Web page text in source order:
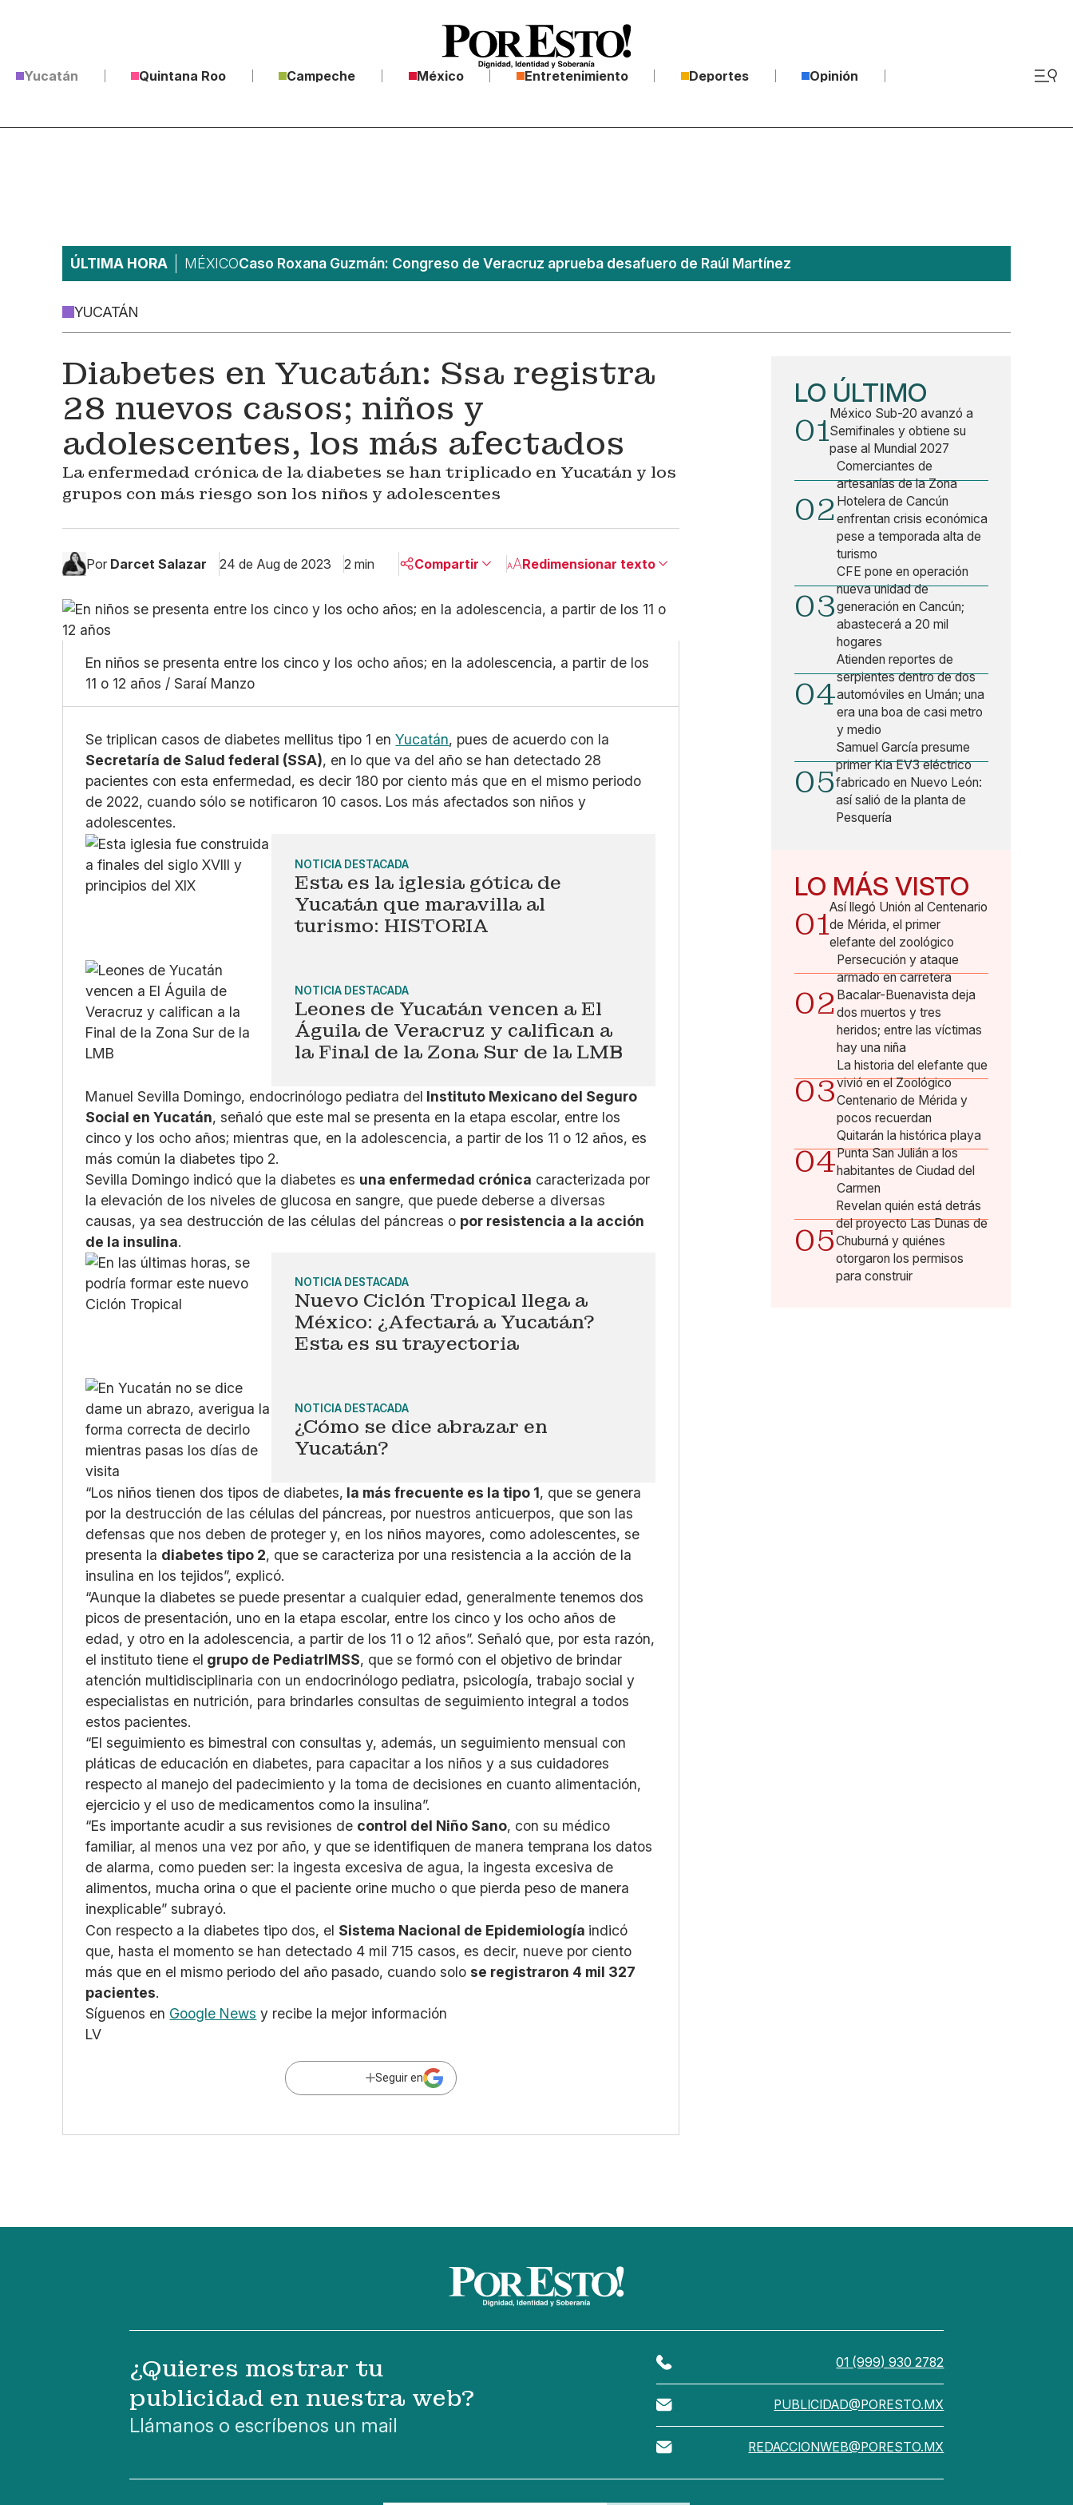
Yucatán Quintana Roo Campeche México Entretenimiento Deportes Opinión
ÚLTIMA HORA MÉXICOCaso Roxana Guzmán: Congreso de Veracruz aprueba desafuero de Raúl Martínez
YUCATÁN
Diabetes en Yucatán: Ssa registra
28 nuevos casos; niños y
adolescentes, los más afectados
La enfermedad crónica de la diabetes se han triplicado en Yucatán y los
grupos con más riesgo son los niños y adolescentes
Por Darcet Salazar 24 de Aug de 2023 2 min Compartir
Linkedin
Whatsapp
Redimensionar texto
Pequeño
En niños se presenta entre los cinco y los ocho años; en la adolescencia, a partir de los
11 o 12 años / Saraí Manzo
Se triplican casos de diabetes mellitus tipo 1 enYucatán, pues de acuerdo con la
Secretaría de Salud federal (SSA), en lo que va del año se han detectado 28
pacientes con esta enfermedad, es decir 180 por ciento más que en el mismo periodo
de 2022, cuando sólo se notificaron 10 casos. Los más afectados son niños y
adolescentes.
NOTICIA DESTACADA
Esta es la iglesia gótica de
Yucatán que maravilla al
turismo: HISTORIA
NOTICIA DESTACADA
Leones de Yucatán vencen a El
Águila de Veracruz y califican a
la Final de la Zona Sur de la LMB
Manuel Sevilla Domingo, endocrinólogo pediatra del Instituto Mexicano del Seguro
Social en Yucatán, señaló que este mal se presenta en la etapa escolar, entre los
cinco y los ocho años; mientras que, en la adolescencia, a partir de los 11 o 12 años, es
más común la diabetes tipo 2.
Sevilla Domingo indicó que la diabetes es una enfermedad crónica caracterizada por
la elevación de los niveles de glucosa en sangre, que puede deberse a diversas
causas, ya sea destrucción de las células del páncreas o por resistencia a la acción
de la insulina.
NOTICIA DESTACADA
Nuevo Ciclón Tropical llega a
México: ¿Afectará a Yucatán?
Esta es su trayectoria
NOTICIA DESTACADA
¿Cómo se dice abrazar en
Yucatán?
“Los niños tienen dos tipos de diabetes, la más frecuente es la tipo 1, que se genera
por la destrucción de las células del páncreas, por nuestros anticuerpos, que son las
defensas que nos deben de proteger y, en los niños mayores, como adolescentes, se
presenta la diabetes tipo 2, que se caracteriza por una resistencia a la acción de la
insulina en los tejidos”, explicó.
“Aunque la diabetes se puede presentar a cualquier edad, generalmente tenemos dos
picos de presentación, uno en la etapa escolar, entre los cinco y los ocho años de
edad, y otro en la adolescencia, a partir de los 11 o 12 años”. Señaló que, por esta razón,
el instituto tiene el grupo de PediatrIMSS, que se formó con el objetivo de brindar
atención multidisciplinaria con un endocrinólogo pediatra, psicología, trabajo social y
especialistas en nutrición, para brindarles consultas de seguimiento integral a todos
estos pacientes.
“El seguimiento es bimestral con consultas y, además, un seguimiento mensual con
pláticas de educación en diabetes, para capacitar a los niños y a sus cuidadores
respecto al manejo del padecimiento y la toma de decisiones en cuanto alimentación,
ejercicio y el uso de medicamentos como la insulina”.
“Es importante acudir a sus revisiones de control del Niño Sano, con su médico
familiar, al menos una vez por año, y que se identifiquen de manera temprana los datos
de alarma, como pueden ser: la ingesta excesiva de agua, la ingesta excesiva de
alimentos, mucha orina o que el paciente orine mucho o que pierda peso de manera
inexplicable” subrayó.
Con respecto a la diabetes tipo dos, el Sistema Nacional de Epidemiología indicó
que, hasta el momento se han detectado 4 mil 715 casos, es decir, nueve por ciento
más que en el mismo periodo del año pasado, cuando solo se registraron 4 mil 327
pacientes.
Síguenos en Google News y recibe la mejor información
LV
Seguir en
LO ÚLTIMO
01México Sub-20 avanzó a
Semifinales y obtiene su
pase al Mundial 2027
02
Comerciantes de
artesanías de la Zona
Hotelera de Cancún
enfrentan crisis económica
pese a temporada alta de
turismo
03
CFE pone en operación
nueva unidad de
generación en Cancún;
abastecerá a 20 mil
hogares
04
Atienden reportes de
serpientes dentro de dos
automóviles en Umán; una
era una boa de casi metro
y medio
05
Samuel García presume
primer Kia EV3 eléctrico
fabricado en Nuevo León:
así salió de la planta de
Pesquería
LO MÁS VISTO
01Así llegó Unión al Centenario
de Mérida, el primer
elefante del zoológico
02
Persecución y ataque
armado en carretera
Bacalar-Buenavista deja
dos muertos y tres
heridos; entre las víctimas
hay una niña
03
La historia del elefante que
vivió en el Zoológico
Centenario de Mérida y
pocos recuerdan
04
Quitarán la histórica playa
Punta San Julián a los
habitantes de Ciudad del
Carmen
05
Revelan quién está detrás
del proyecto Las Dunas de
Chuburná y quiénes
otorgaron los permisos
para construir
¿Quieres mostrar tu
publicidad en nuestra web?
Llámanos o escríbenos un mail
01 (999) 930 2782
PUBLICIDAD@PORESTO.MX
REDACCIONWEB@PORESTO.MX